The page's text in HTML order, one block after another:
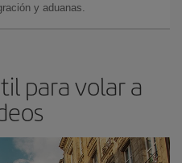
y aduanas.
para volar a